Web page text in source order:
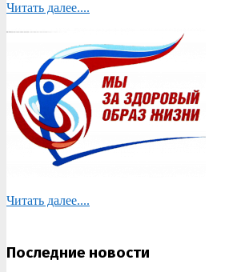
Читать далее....
Читать далее....
Последние новости